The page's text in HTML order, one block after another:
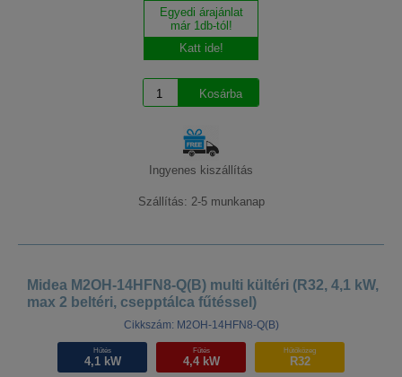
Egyedi árajánlat
már 1db-tól!
Katt ide!
Ingyenes kiszállítás
Szállítás: 2-5 munkanap
Midea M2OH-14HFN8-Q(B) multi kültéri (R32, 4,1 kW,
max 2 beltéri, csepptálca fűtéssel)
Cikkszám: M2OH-14HFN8-Q(B)
Hűtés
4,1 kW
Fűtés
4,4 kW
Hűtőközeg
R32